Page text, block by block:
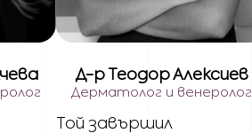
Д-р Теодор Алексиев
Дерматолог и венеролог
Той завършил